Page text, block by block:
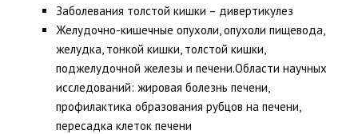
Заболевания толстой кишки – дивертикулез
Желудочно-кишечные опухоли, опухоли пищевода,
желудка, тонкой кишки, толстой кишки,
поджелудочной железы и печени.Области научных
исследований: жировая болезнь печени,
профилактика образования рубцов на печени,
пересадка клеток печени